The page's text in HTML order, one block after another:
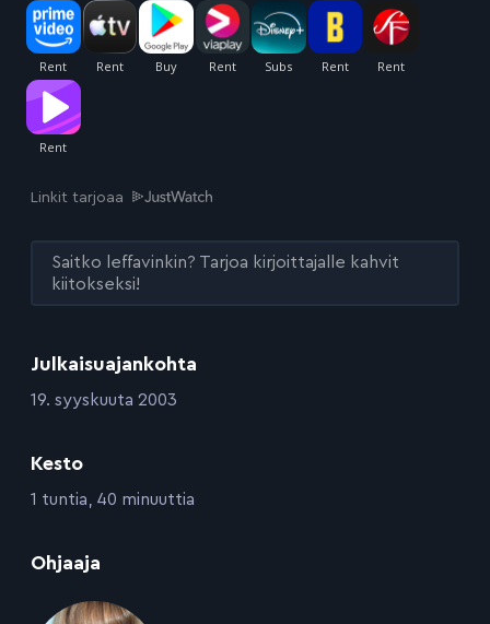
Julkaisuajankohta
:19. syyskuuta 2003
Kesto
:1 tuntia, 40 minuuttia
Ohjaaja
Linkit tarjoaa
Saitko leffavinkin? Tarjoa kirjoittajalle kahvit
kiitokseksi!